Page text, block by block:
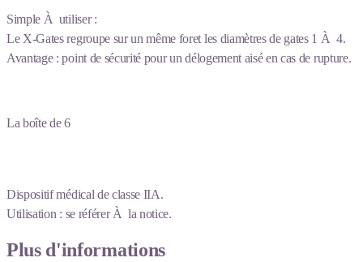
Simple À utiliser :
Le X-Gates regroupe sur un même foret les diamètres de gates 1 À 4.
Avantage : point de sécurité pour un délogement aisé en cas de rupture.
La boîte de 6
Dispositif médical de classe IIA.
Utilisation : se référer À la notice.
Plus d'informations